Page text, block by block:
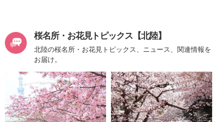
桜名所・お花見トピックス【北陸】
北陸の桜名所・お花見トピックス、ニュース、関連情報を
お届け。